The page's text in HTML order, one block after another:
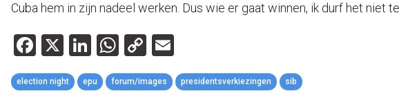
Cuba hem in zijn nadeel werken. Dus wie er gaat winnen, ik durf het niet
Facebook
X LinkedIn
WhatsApp
Copy
Link
election night epu forum/images presidentsverkiezingen sib